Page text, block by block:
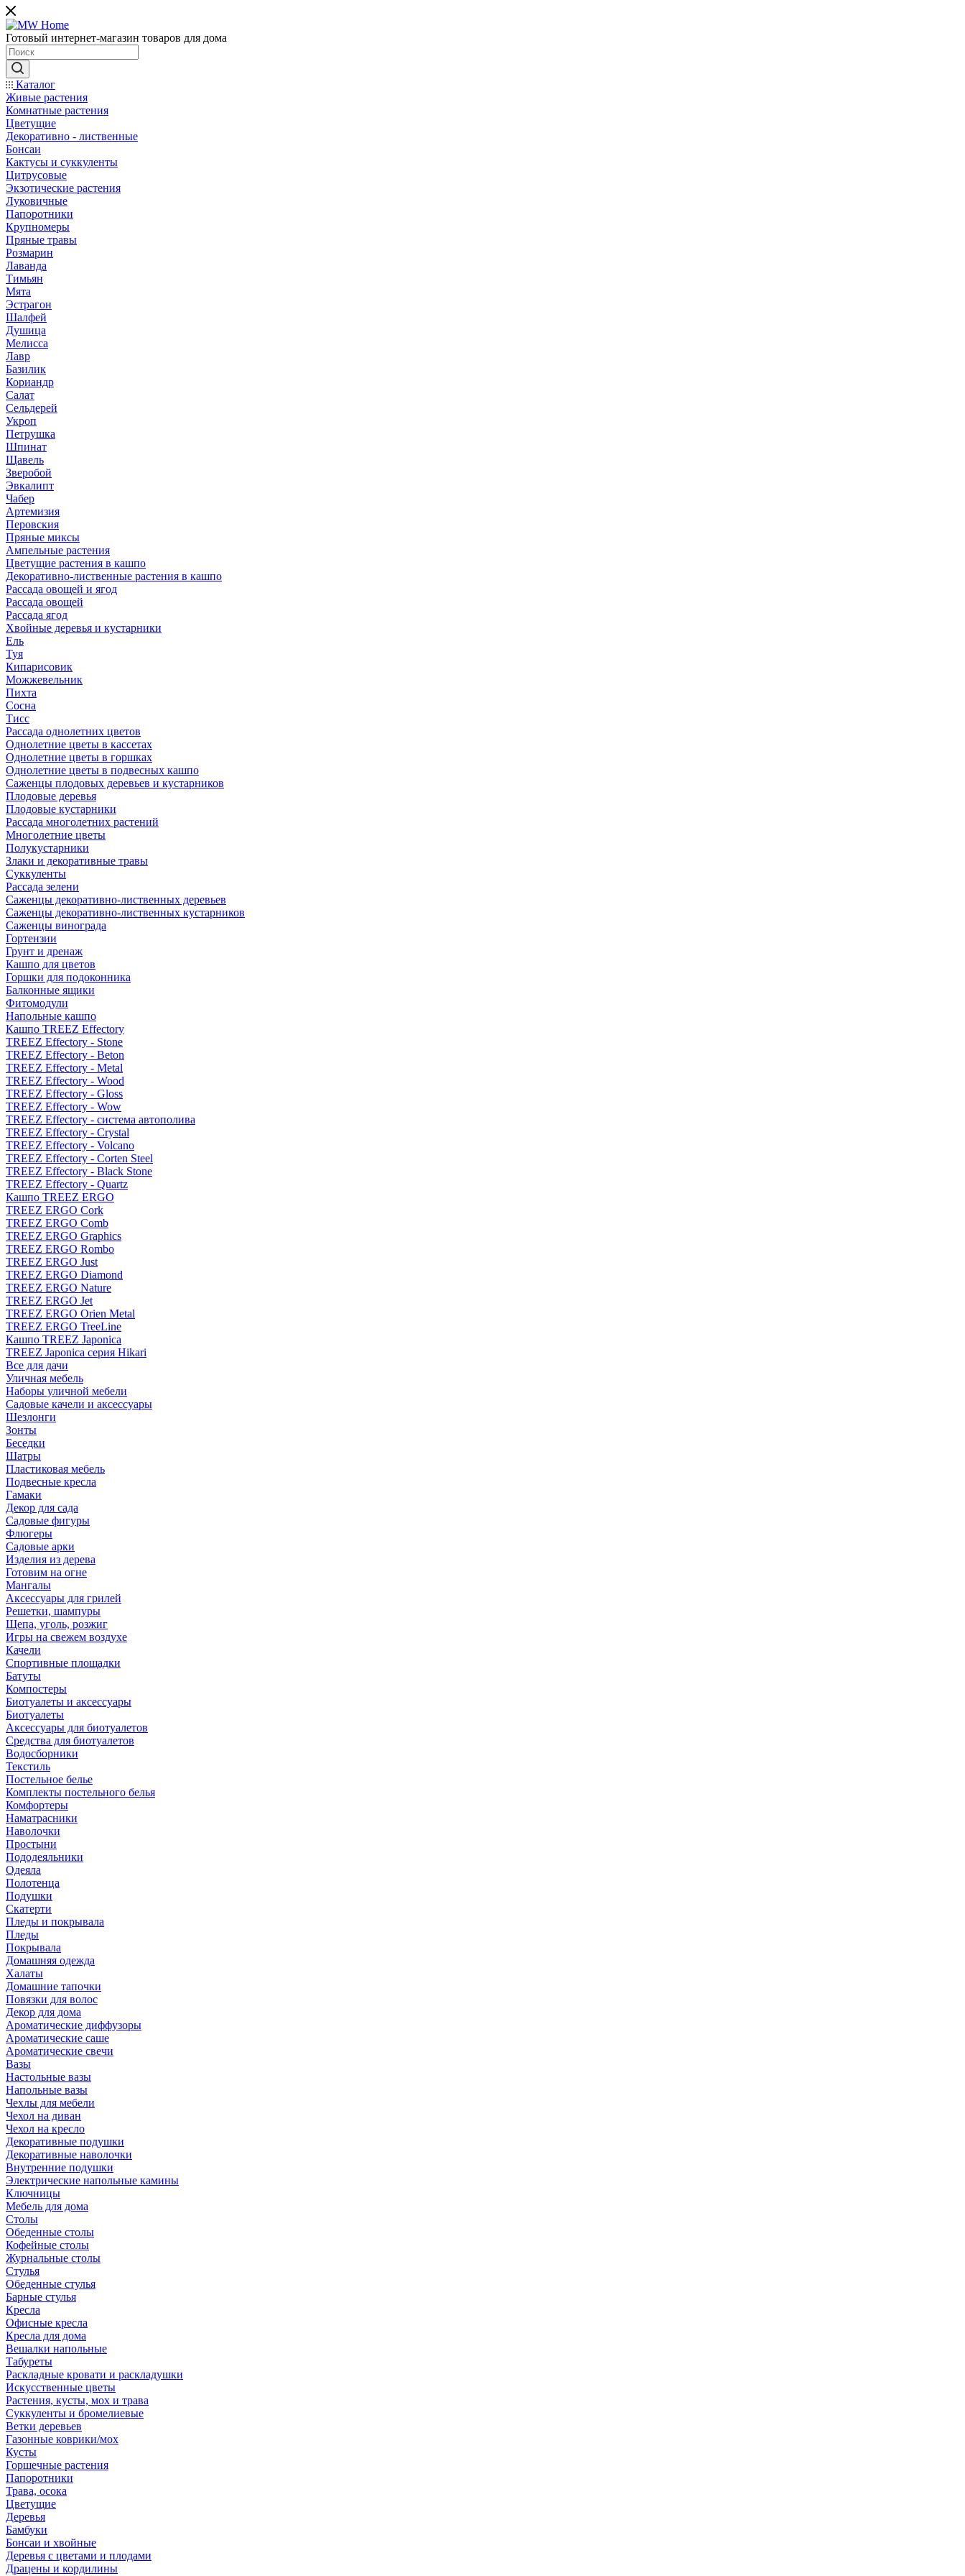
Готовый интернет-магазин товаров для дома
Каталог
Живые растения
Комнатные растения
Цветущие
Декоративно - лиственные
Бонсаи
Кактусы и суккуленты
Цитрусовые
Экзотические растения
Луковичные
Папоротники
Крупномеры
Пряные травы
Розмарин
Лаванда
Тимьян
Мята
Эстрагон
Шалфей
Душица
Мелисса
Лавр
Базилик
Кориандр
Салат
Сельдерей
Укроп
Петрушка
Шпинат
Щавель
Зверобой
Эвкалипт
Чабер
Артемизия
Перовския
Пряные миксы
Ампельные растения
Цветущие растения в кашпо
Декоративно-лиственные растения в кашпо
Рассада овощей и ягод
Рассада овощей
Рассада ягод
Хвойные деревья и кустарники
Ель
Туя
Кипарисовик
Можжевельник
Пихта
Сосна
Тисc
Рассада однолетних цветов
Однолетние цветы в кассетах
Однолетние цветы в горшках
Однолетние цветы в подвесных кашпо
Саженцы плодовых деревьев и кустарников
Плодовые деревья
Плодовые кустарники
Рассада многолетних растений
Многолетние цветы
Полукустарники
Злаки и декоративные травы
Суккуленты
Рассада зелени
Саженцы декоративно-лиственных деревьев
Саженцы декоративно-лиственных кустарников
Саженцы винограда
Гортензии
Грунт и дренаж
Кашпо для цветов
Горшки для подоконника
Балконные ящики
Фитомодули
Напольные кашпо
Кашпо TREEZ Effectory
TREEZ Effectory - Stone
TREEZ Effectory - Beton
TREEZ Effectory - Metal
TREEZ Effectory - Wood
TREEZ Effectory - Gloss
TREEZ Effectory - Wow
TREEZ Effectory - система автополива
TREEZ Effectory - Crystal
TREEZ Effectory - Volcano
TREEZ Effectory - Corten Steel
TREEZ Effectory - Black Stone
TREEZ Effectory - Quartz
Кашпо TREEZ ERGO
TREEZ ERGO Cork
TREEZ ERGO Comb
TREEZ ERGO Graphics
TREEZ ERGO Rombo
TREEZ ERGO Just
TREEZ ERGO Diamond
TREEZ ERGO Nature
TREEZ ERGO Jet
TREEZ ERGO Orien Metal
TREEZ ERGO TreeLine
Кашпо TREEZ Japonica
TREEZ Japonica серия Hikari
Все для дачи
Уличная мебель
Наборы уличной мебели
Садовые качели и аксессуары
Шезлонги
Зонты
Беседки
Шатры
Пластиковая мебель
Подвесные кресла
Гамаки
Декор для сада
Садовые фигуры
Флюгеры
Садовые арки
Изделия из дерева
Готовим на огне
Мангалы
Аксессуары для грилей
Решетки, шампуры
Щепа, уголь, розжиг
Игры на свежем воздухе
Качели
Спортивные площадки
Батуты
Компостеры
Биотуалеты и аксессуары
Биотуалеты
Аксессуары для биотуалетов
Средства для биотуалетов
Водосборники
Текстиль
Постельное белье
Комплекты постельного белья
Комфортеры
Наматрасники
Наволочки
Простыни
Пододеяльники
Одеяла
Полотенца
Подушки
Скатерти
Пледы и покрывала
Пледы
Покрывала
Домашняя одежда
Халаты
Домашние тапочки
Повязки для волос
Декор для дома
Ароматические диффузоры
Ароматические саше
Ароматические свечи
Вазы
Настольные вазы
Напольные вазы
Чехлы для мебели
Чехол на диван
Чехол на кресло
Декоративные подушки
Декоративные наволочки
Внутренние подушки
Электрические напольные камины
Ключницы
Мебель для дома
Столы
Обеденные столы
Кофейные столы
Журнальные столы
Стулья
Обеденные стулья
Барные стулья
Кресла
Офисные кресла
Кресла для дома
Вешалки напольные
Табуреты
Раскладные кровати и раскладушки
Искусственные цветы
Растения, кусты, мох и трава
Суккуленты и бромелиевые
Ветки деревьев
Газонные коврики/мох
Кусты
Горшечные растения
Папоротники
Трава, осока
Цветущие
Деревья
Бамбуки
Бонсаи и хвойные
Деревья с цветами и плодами
Драцены и кордилины